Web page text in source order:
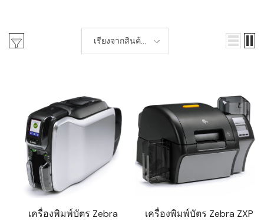
เรียงจากสินค้า
ใหม่-เก่า
เครื่องพิมพ์บัตร Zebra
เครื่องพิมพ์บัตร Zebra ZXP